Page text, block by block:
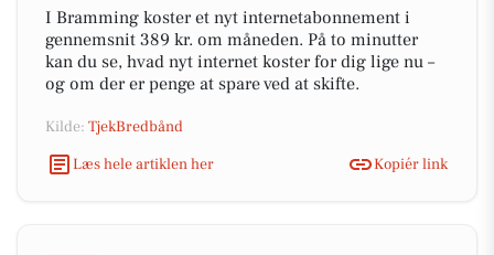
I Bramming koster et nyt internetabonnement i
gennemsnit 389 kr. om måneden. På to minutter
kan du se, hvad nyt internet koster for dig lige nu –
og om der er penge at spare ved at skifte.
Kilde: TjekBredbånd
Læs hele artiklen her
Kopiér link